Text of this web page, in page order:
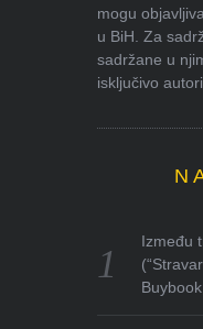
mogu
u BiH. Za
sadržane u
isključivo autori.
Između